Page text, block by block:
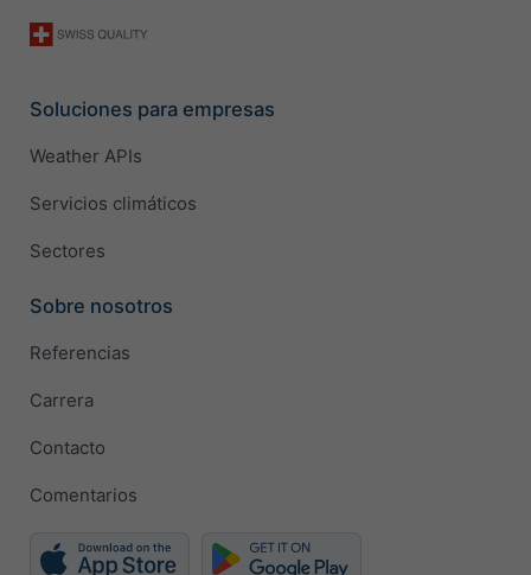
Soluciones para empresas
Weather APIs
Servicios climáticos
Sectores
Sobre nosotros
Referencias
Carrera
Contacto
Comentarios